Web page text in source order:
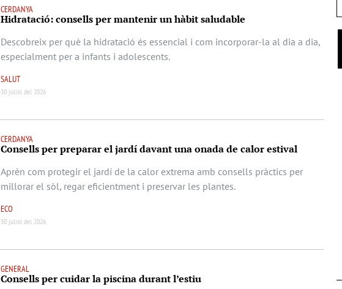
CERDANYA
Hidratació: consells per mantenir un hàbit saludable
Descobreix per què la hidratació és essencial i com incorporar-la al dia a dia,
especialment per a infants i adolescents.
SALUT
30 juliol del 2026
CERDANYA
Consells per preparar el jardí davant una onada de calor estival
Aprèn com protegir el jardí de la calor extrema amb consells pràctics per
millorar el sòl, regar eficientment i preservar les plantes.
ECO
30 juliol del 2026
GENERAL
Consells per cuidar la piscina durant l’estiu